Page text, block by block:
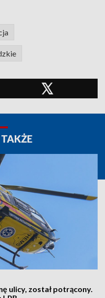
ulicy, został potrącony.